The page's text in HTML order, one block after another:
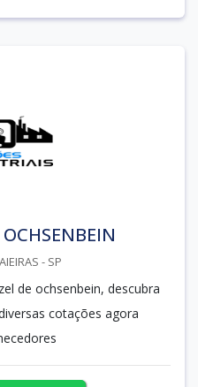
- SP
de ochsenbein, descubra
cotações agora